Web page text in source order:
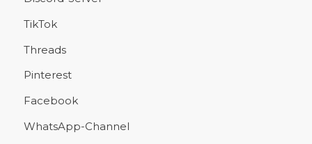
TikTok
Threads
Pinterest
Facebook
WhatsApp-Channel